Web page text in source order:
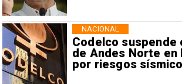
Codelco suspende
de Andes Norte en
por riesgos
NACIONAL